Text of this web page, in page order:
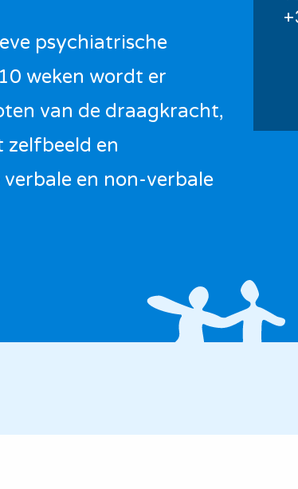
psychiatrische
weken wordt er
van de draagkracht,
zelfbeeld en
en non-verbale